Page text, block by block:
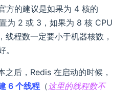
方的建议是如果为 4 核的
为 2 或 3，如果为 8 核 CPU
线程数一定要小于机器核数，
之后，Redis 在启动的时候，
6 个线程 （ 这里的线程数不